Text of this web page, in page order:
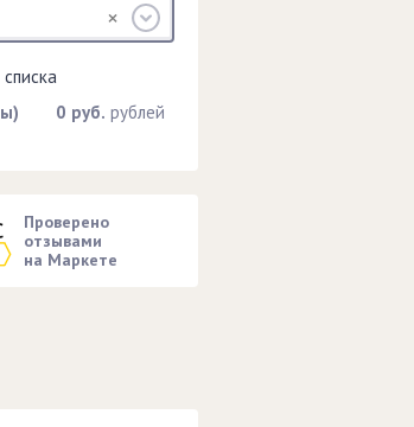
0 руб. рублей
Проверено
отзывами
на Маркете